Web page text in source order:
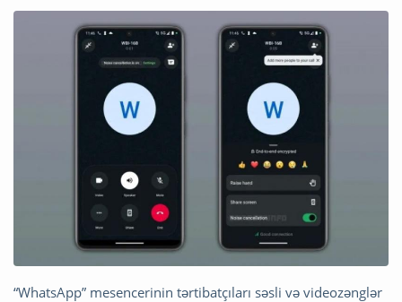
“WhatsApp” mesencerinin tərtibatçıları səsli və videozənglər